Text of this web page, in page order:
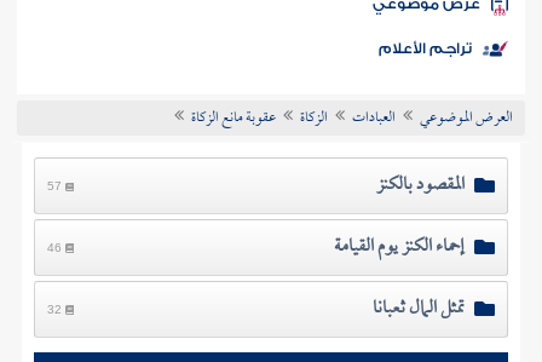
الكتب
موضوعي
تراجم الأعلام
العرض الموضوعي العبادات الزكاة عقوبة مانع الزكاة
المقصود بالكنز 57
إحماء الكنز يوم القيامة 46
تمثل المال ثعبانا 32